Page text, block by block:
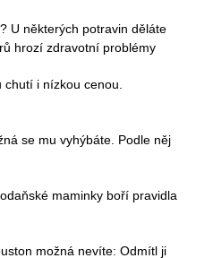
U některých potravin děláte
hrozí zdravotní problémy
i nízkou cenou.
se mu vyhýbáte. Podle něj
maminky boří pravidla
možná nevíte: Odmítl ji